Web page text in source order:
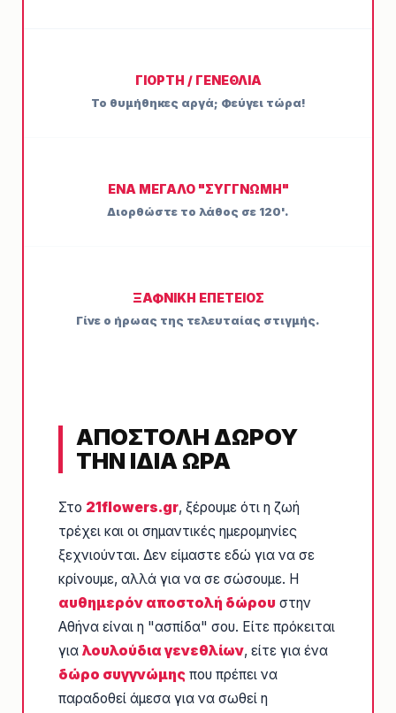
ΓΙΟΡΤΉ / ΓΕΝΈΘΛΙΑ
Το θυμήθηκες αργά; Φεύγει τώρα!
ΈΝΑ ΜΕΓΆΛΟ "ΣΥΓΓΝΏΜΗ"
Διορθώστε το λάθος σε 120'.
ΞΑΦΝΙΚΉ ΕΠΈΤΕΙΟΣ
Γίνε ο ήρωας της τελευταίας στιγμής.
ΑΠΟΣΤΟΛΗ ΔΩΡΟΥ
ΤΗΝ ΙΔΙΑ ΩΡΑ
Στο 21flowers.gr, ξέρουμε ότι η ζωή
τρέχει και οι σημαντικές ημερομηνίες
ξεχνιούνται. Δεν είμαστε εδώ για να σε
κρίνουμε, αλλά για να σε σώσουμε. Η
αυθημερόν αποστολή δώρου στην
Αθήνα είναι η "ασπίδα" σου. Είτε πρόκειται
γιαλουλούδια γενεθλίων, είτε για ένα
δώρο συγγνώμης που πρέπει να
παραδοθεί άμεσα για να σωθεί η